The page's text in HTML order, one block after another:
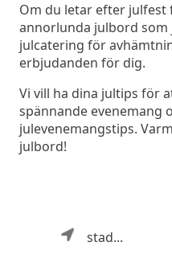
Om du letar efter
annorlunda julbord
julcatering för
erbjudanden för dig.
Vi vill ha dina jultips för
spännande evenemang
julevenemangstips.
julbord!
stad...